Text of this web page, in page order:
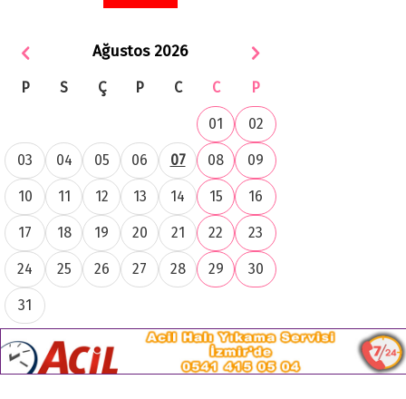
Ağustos 2026
P S Ç P C C P
01 02
03 04 05 06 07 08 09
10 11 12 13 14 15 16
17 18 19 20 21 22 23
24 25 26 27 28 29 30
31